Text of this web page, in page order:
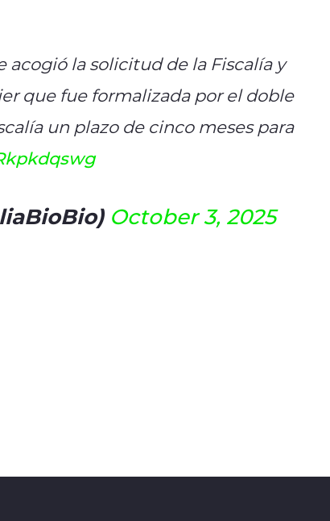
acogió la solicitud de la Fiscalía y
que fue formalizada por el doble
un plazo de cinco meses para
October 3, 2025